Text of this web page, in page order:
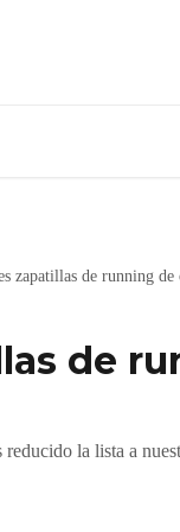
zapatillas de running de
de
la lista a